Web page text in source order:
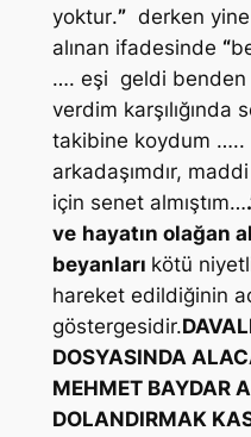
yoktur.”derken
alınan ifadesinde “
…. eşi geldi benden
verdim karşılığında
takibine koydum …..
arkadaşımdır,
için senet almıştım…
ve hayatın olağan
beyanları kötü
hareket edildiğinin
göstergesidir.
DOSYASINDA
MEHMET BAYDAR
DOLANDIRMAK